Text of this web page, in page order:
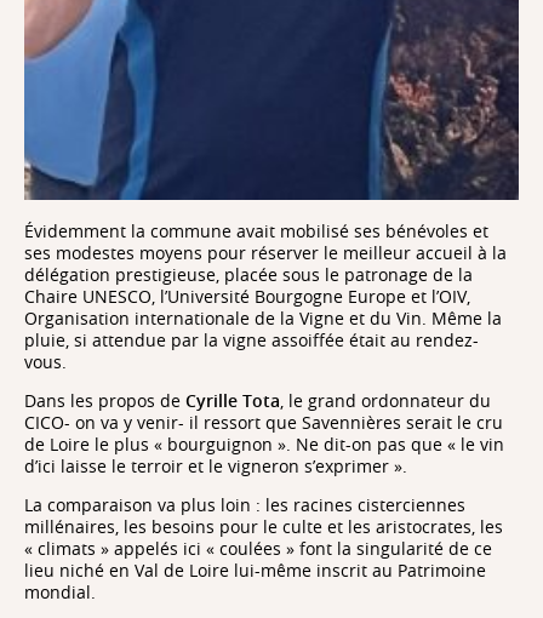
Évidemment la commune avait mobilisé ses bénévoles et
ses modestes moyens pour réserver le meilleur accueil à la
délégation prestigieuse, placée sous le patronage de la
Chaire UNESCO, l’Université Bourgogne Europe et l’OIV,
Organisation internationale de la Vigne et du Vin. Même la
pluie, si attendue par la vigne assoiffée était au rendez-
vous.
Dans les propos de Cyrille Tota, le grand ordonnateur du
CICO- on va y venir- il ressort que Savennières serait le cru
de Loire le plus « bourguignon ». Ne dit-on pas que « le vin
d’ici laisse le terroir et le vigneron s’exprimer ».
La comparaison va plus loin : les racines cisterciennes
millénaires, les besoins pour le culte et les aristocrates, les
« climats » appelés ici « coulées » font la singularité de ce
lieu niché en Val de Loire lui-même inscrit au Patrimoine
mondial.